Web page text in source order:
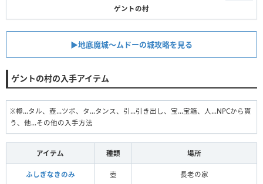
ゲントの村
▶︎地底魔城〜ムドーの城攻略を見る
ゲントの村の入手アイテム
※樽...タル、壺...ツボ、タ...タンス、引...引き出し、宝...宝箱、人...NPCから貰
う、他...その他の入手方法
アイテム 種類 場所
ふしぎなきのみ 壺 長老の家